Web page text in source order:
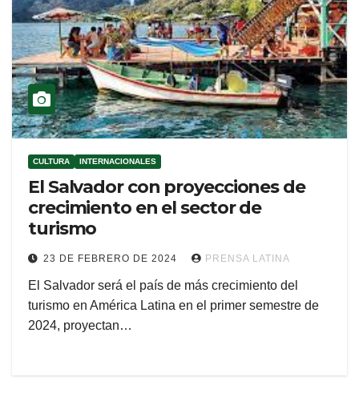
CULTURA INTERNACIONALES
El Salvador con proyecciones de
crecimiento en el sector de
turismo
23 DE FEBRERO DE 2024 PRENSA LATINA
El Salvador será el país de más crecimiento del
turismo en América Latina en el primer semestre de
2024, proyectan…